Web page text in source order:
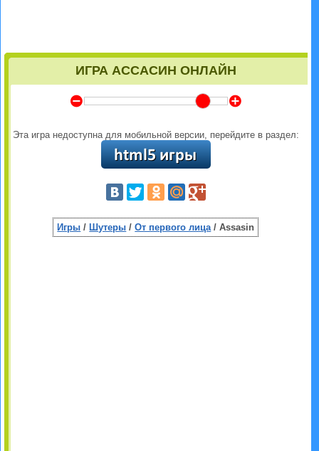
ИГРА АССАСИН ОНЛАЙН
Y Z
Эта игра недоступна для мобильной версии, перейдите в раздел:
Игры / Шутеры /От первого лица/ Assasin